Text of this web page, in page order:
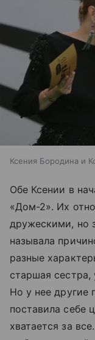
Ксения Бородина и
Обе Ксении в
«Дом-2». Их
дружескими, но
называла
разные
старшая
Но у нее другие
поставила себе
хватается за